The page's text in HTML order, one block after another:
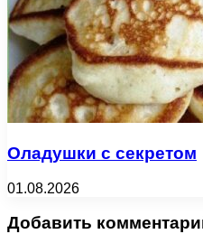
Оладушки с секретом
01.08.2026
Добавить